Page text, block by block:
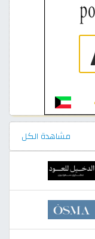
مشاهدة الكل